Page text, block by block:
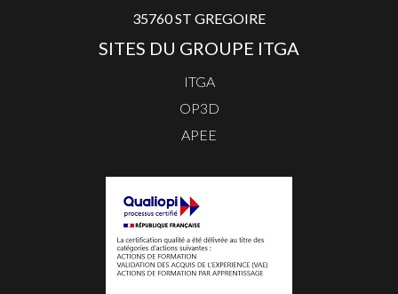
35760 ST GREGOIRE
SITES DU GROUPE ITGA
ITGA
OP3D
APEE